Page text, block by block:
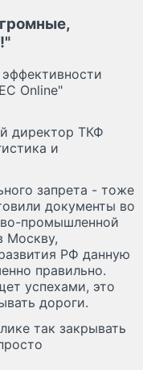
Online"
директор ТКФ
и
запрета - тоже
документы во
промышленной
Москву,
РФ данную
правильно.
успехами, это
дороги.
так закрывать